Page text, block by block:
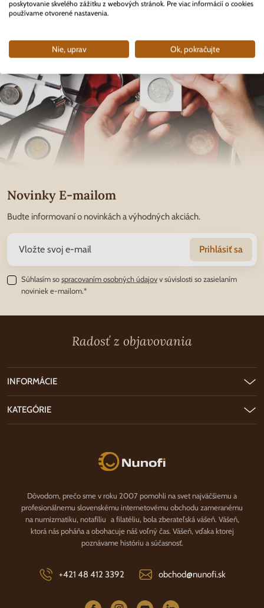
Novinky E-mailom
Budte informovaní o novinkách a výhodných akciách.
Prihlásiť sa
Súhlasím sospracovaním osobných údajovv súvislosti so zasielaním
noviniek e-mailom.*
Radosť z objavovania
Nunofi.sk
Dôvodom, prečo sme v roku 2007 pomohli na svet najväčšiemu a
profesionálnemu slovenskému internetovému obchodu zameranému
na numizmatiku, notafíliu a filatéliu, bola zberateľská vášeň. Vášeň,
ktorá nás poháňa a obohacuje náš voľný čas. Vášeň, vďaka ktorej
poznávame históriu a súčasnosť.
+421 48 412 3392 obchod@nunofi.sk
INFORMÁCIE
KATEGÓRIE
poskytovanie skvelého zážitku z webových stránok. Pre viac informácií o cookies
používame otvorené nastavenia.
Nie, uprav Ok, pokračujte